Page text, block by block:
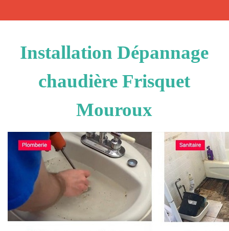
Installation Dépannage
chaudière Frisquet
Mouroux